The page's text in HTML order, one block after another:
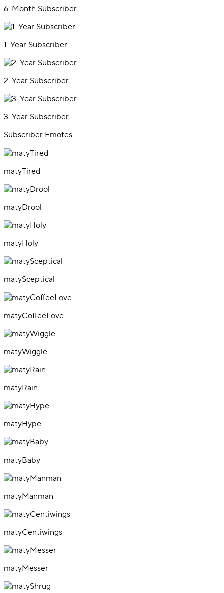
6-Month Subscriber
1-Year Subscriber
2-Year Subscriber
3-Year Subscriber
Subscriber Emotes
matyTired
matyDrool
matyHoly
matySceptical
matyCoffeeLove
matyWiggle
matyRain
matyHype
matyBaby
matyManman
matyCentiwings
matyMesser